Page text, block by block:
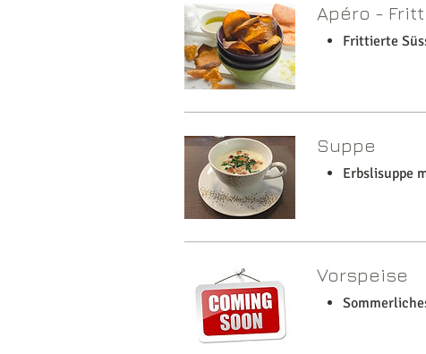
Apéro -
Frittierte
Suppe
Erbslisuppe
Vorspeise